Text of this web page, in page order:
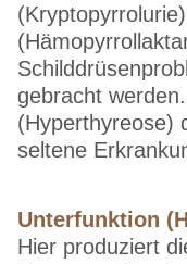
gebracht
(Hyperthyreose)
seltene
Unterfunktion
Hier produziert